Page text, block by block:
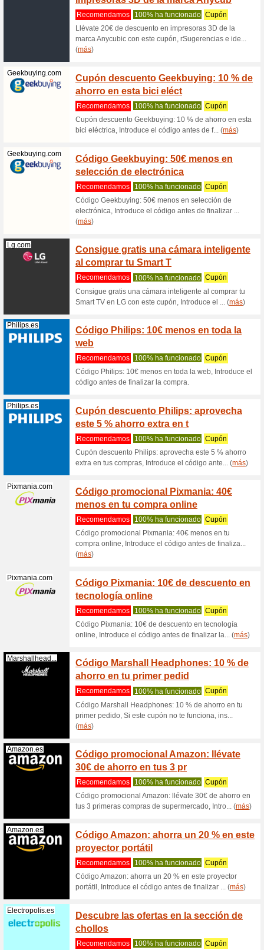
Joom.com
Código
(más
Joom.com
Código
Oneplus.com
carac... (
Nordvpn.com
un 45
100%
REl
acceso
Electropolis.es envío